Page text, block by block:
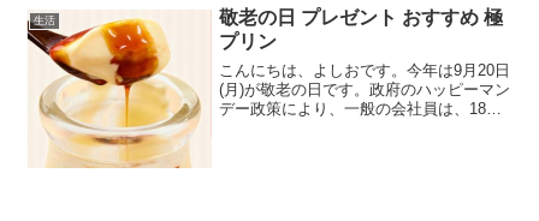
分するのものの多さに閉...
生活
敬老の日 プレゼント おすすめ 極
プリン
こんにちは、よしおです。今年は9月20日
(月)が敬老の日です。政府のハッピーマン
デー政策により、一般の会社員は、18日